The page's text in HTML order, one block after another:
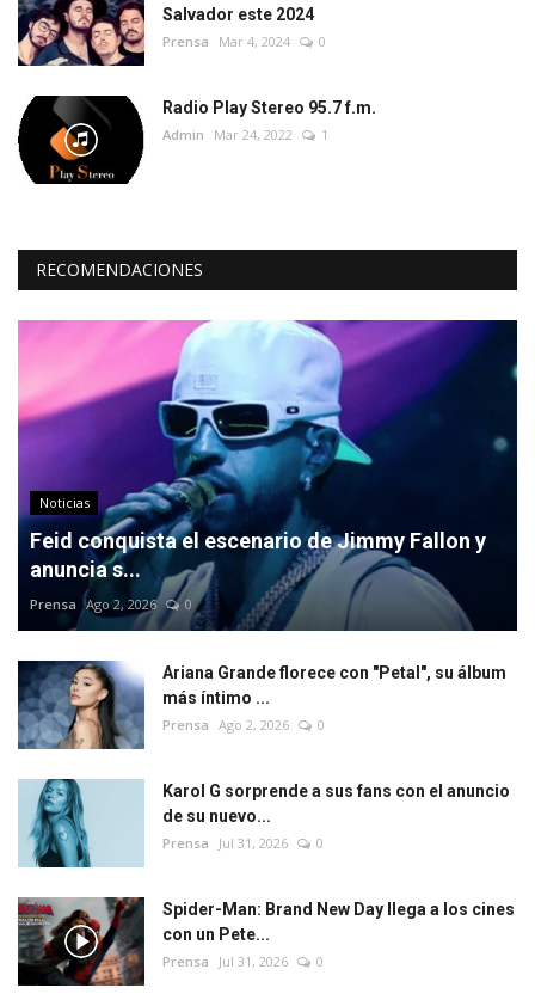
Salvador este 2024
Prensa Mar 4, 2024 0
Radio Play Stereo 95.7 f.m.
Admin Mar 24, 2022 1
RECOMENDACIONES
Noticias
Feid conquista el escenario de Jimmy Fallon y
anuncia s...
Prensa Ago 2, 2026 0
Ariana Grande florece con "Petal", su álbum
más íntimo ...
Prensa Ago 2, 2026 0
Karol G sorprende a sus fans con el anuncio
de su nuevo...
Prensa Jul 31, 2026 0
Spider-Man: Brand New Day llega a los cines
con un Pete...
Prensa Jul 31, 2026 0